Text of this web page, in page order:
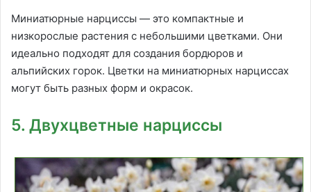
Миниатюрные нарциссы — это компактные и
низкорослые растения с небольшими цветками. Они
идеально подходят для создания бордюров и
альпийских горок. Цветки на миниатюрных нарциссах
могут быть разных форм и окрасок.
5. Двухцветные нарциссы